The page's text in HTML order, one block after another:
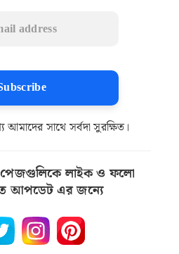
সাথে সর্বদা সুরক্ষিত।
লাইক ও ফলো
আপডেট এর জন্যে